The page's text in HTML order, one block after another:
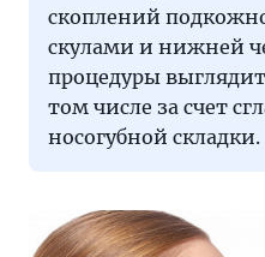
скоплений
скулами и нижней
процедуры
том числе за счет
носогубной складки.